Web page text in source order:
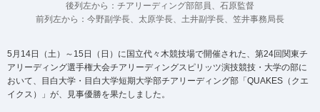
後列左から：チアリーディング部部員、石原監督
前列左から：今野副学長、太原学長、土井副学長、笠井事務局長
5月14日（土）～15日（日）に国立代々木競技場で開催された、第24回関東チ
アリーディング選手権大会チアリーディングスピリッツ演技競技・大学の部に
おいて、目白大学・目白大学短期大学部チアリーディング部「QUAKES（クエ
イクス）」が、見事優勝を果たしました。